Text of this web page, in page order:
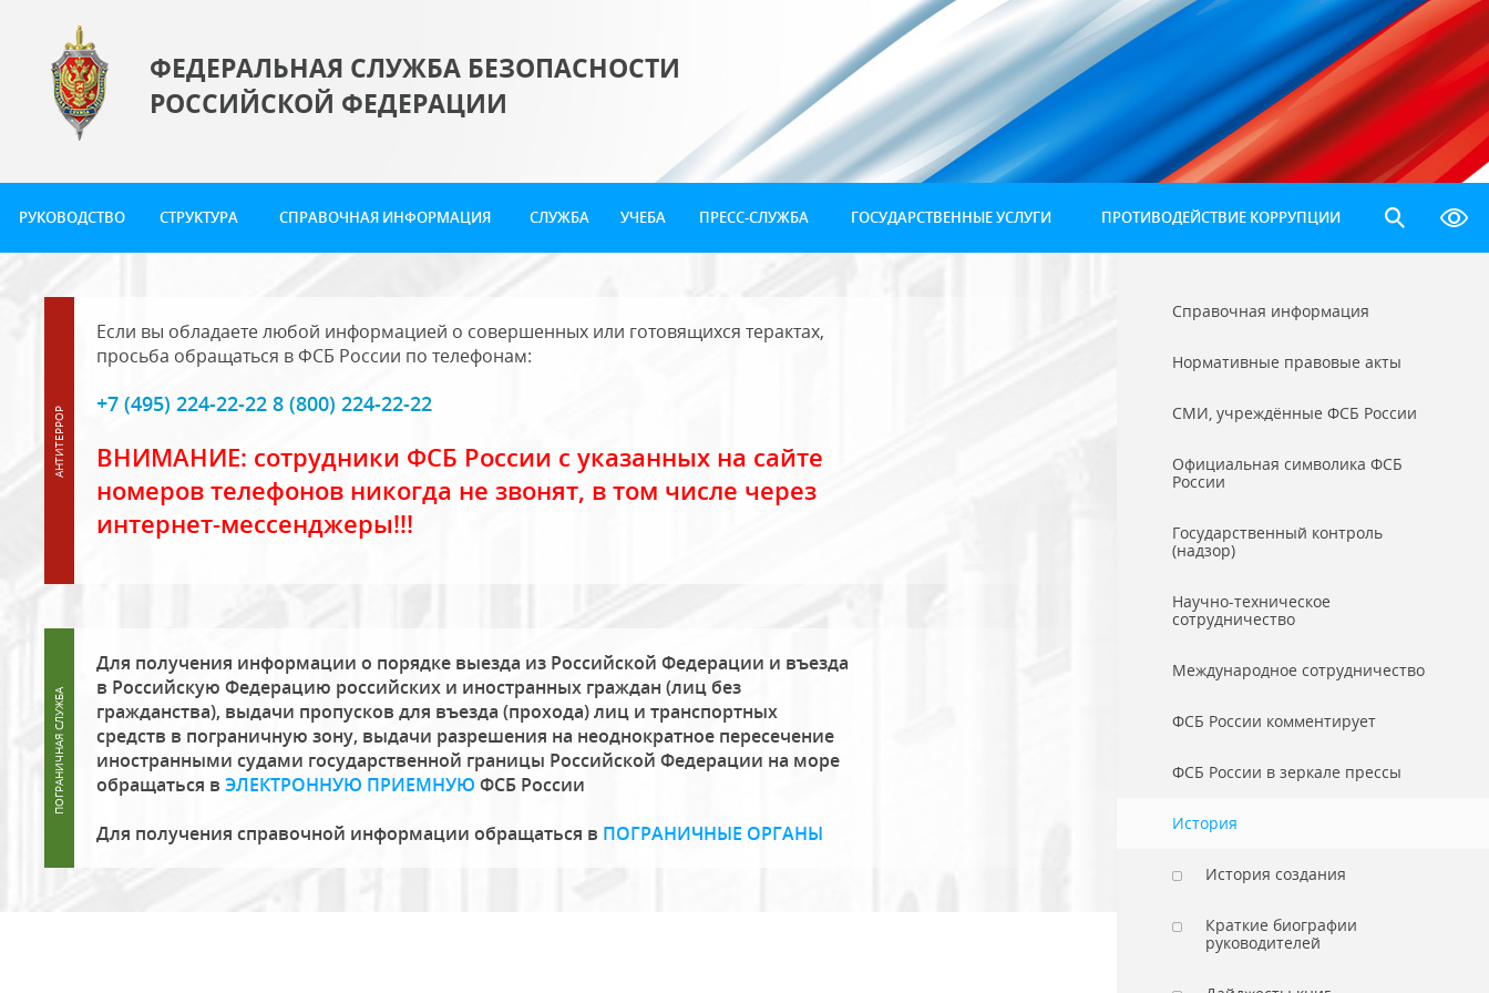
ФЕДЕРАЛЬНАЯ СЛУЖБА БЕЗОПАСНОСТИ
РОССИЙСКОЙ ФЕДЕРАЦИИ
РУКОВОДСТВО СТРУКТУРА СПРАВОЧНАЯ ИНФОРМАЦИЯ СЛУЖБА УЧЕБА ПРЕСС-СЛУЖБА ГОСУДАРСТВЕННЫЕ УСЛУГИ ПРОТИВОДЕЙСТВИЕ КОРРУПЦИИ
Если вы обладаете любой информацией о совершенных или готовящихся терактах,
просьба обращаться в ФСБ России по телефонам:
+7 (495) 224-22-22 8 (800) 224-22-22
ВНИМАНИЕ: сотрудники ФСБ России с указанных на сайте
номеров телефонов никогда не звонят, в том числе через
интернет-мессенджеры!!!
Для получения информации о порядке выезда из Российской Федерации и въезда
в Российскую Федерацию российских и иностранных граждан (лиц без
гражданства), выдачи пропусков для въезда (прохода) лиц и транспортных
средств в пограничную зону, выдачи разрешения на неоднократное пересечение
иностранными судами государственной границы Российской Федерации на море
обращаться в ЭЛЕКТРОННУЮ ПРИЕМНУЮ ФСБ России
Для получения справочной информации обращаться в ПОГРАНИЧНЫЕ ОРГАНЫ
Справочная информация
Нормативные правовые акты
СМИ, учреждённые ФСБ России
Официальная символика ФСБ
России
Государственный контроль
(надзор)
Научно-техническое
сотрудничество
Международное сотрудничество
ФСБ России комментирует
ФСБ России в зеркале прессы
История
История создания
Краткие биографии
руководителей